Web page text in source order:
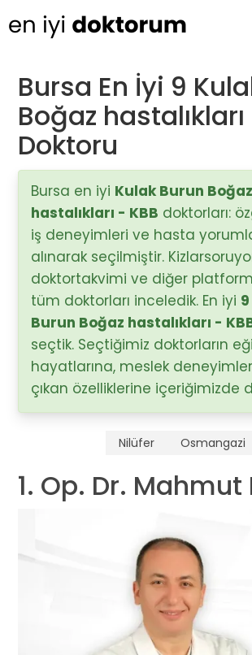
Op. Dr. Ayşecan Enmutlu
Adana / Seyhan
Doç. Dr. Songül
Adana / Seyhan
Tüm Doktorlar
Tüm doktorları göster
Bursa En İyi 9
Boğaz
Doktoru
Bursa en iyi Kulak Burun Boğaz
hastalıkları - KBB doktorları:
iş deneyimleri ve hasta
alınarak seçilmiştir.
doktortakvimi ve diğer
tüm doktorları inceledik. En iyi
Burun Boğaz hastalıkları -
seçtik. Seçtiğimiz doktorların
hayatlarına, meslek
çıkan özelliklerine içeriğimizde
Nilüfer Osmangazi
1. Op. Dr. Mahmut